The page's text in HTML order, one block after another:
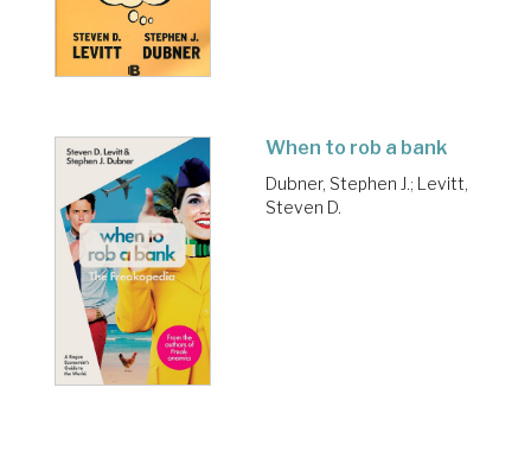
When to rob a bank
Dubner, Stephen J.; Levitt,
Steven D.